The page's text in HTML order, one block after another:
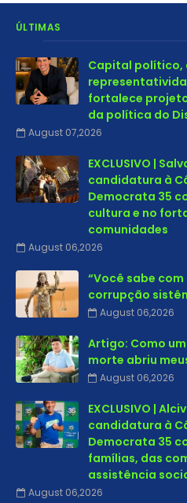
ÚLTIMAS
Capital político,
fortalece
da política do
August 07,2026
EXCLUSIVO |
candidatura à
Democrata 35
cultura e no
comunidades
August 06,2026
“Você sabe
corrupção
August 06,2026
Artigo: Como
morte abriu
August 06,2026
EXCLUSIVO |
candidatura à
Democrata 35
famílias, das
assistência
August 06,2026